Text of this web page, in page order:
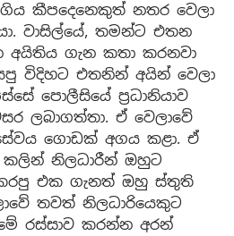
කීපදෙනෙකුත් නතර වෙලා
වාසිල්යේ, තමන්ට එතන
ගැන කතා කරනවා
විදිහට එතනින් අයින් වෙලා
පොලීසියේ ප්‍රධානියාව
ලබාගත්තා. ඒ වෙලාවේ
ගොඩක් අගය කළා. ඒ
කලින් නිලධාරීන් ඔහුට
එක ගැනත් ඔහු ස්තුති
තවත් නිලධාරියෙකුට
රස්සාව කරන්න අරන්